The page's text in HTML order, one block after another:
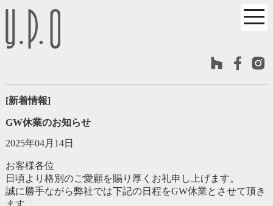
[新着情報]
GW休業のお知らせ
2025年04月14日
お客様各位
日頃より格別のご愛顧を賜り厚くお礼申し上げます。
誠に勝手ながら弊社では下記の日程をGW休業とさせて頂き